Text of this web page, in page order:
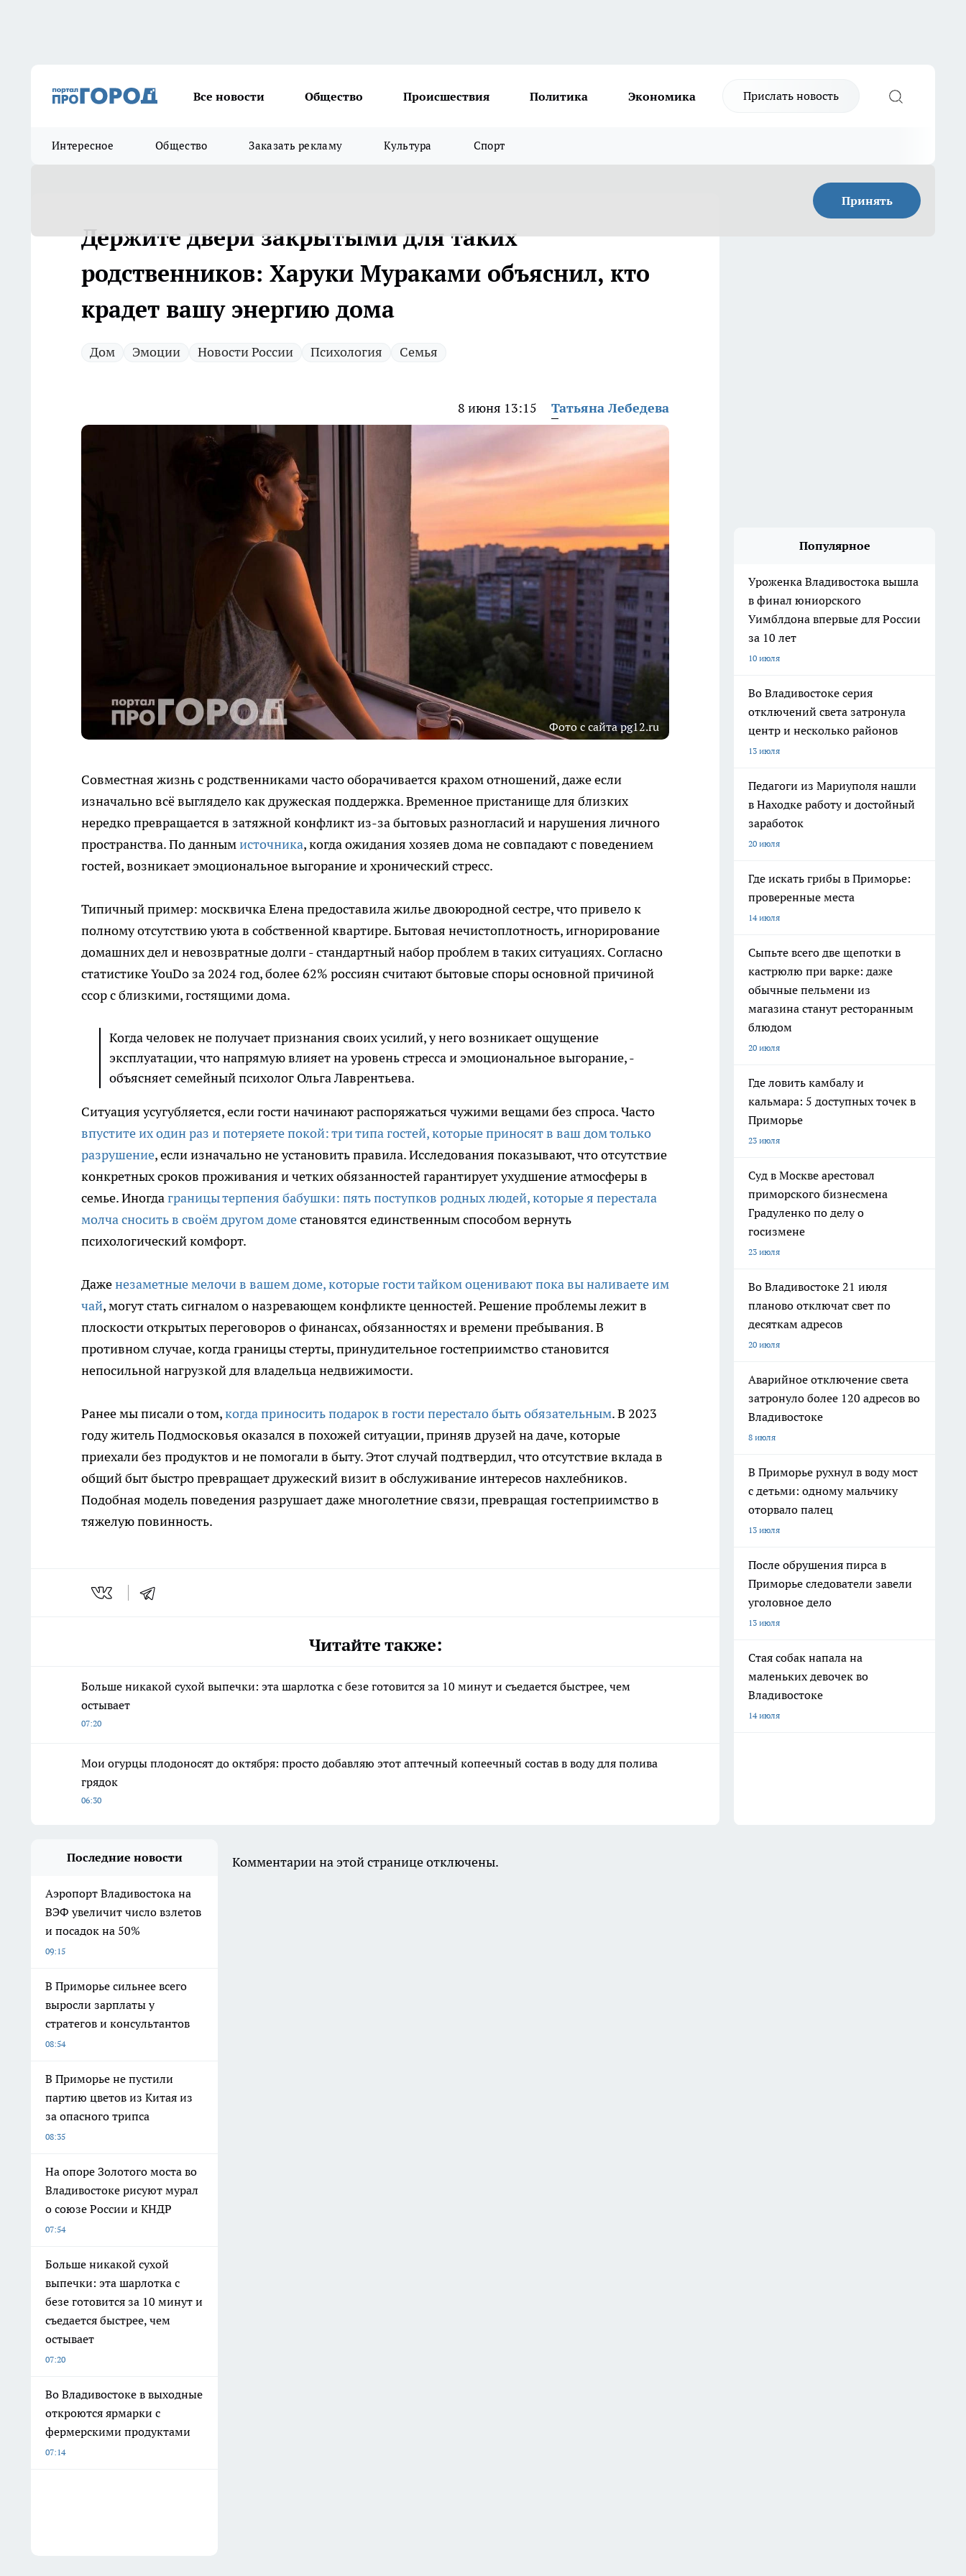
Все новости Общество Происшествия Политика Экономика Прислать новость
Интересное Общество Заказать рекламу Культура Спорт
Принять
Держите двери закрытыми для таких
родственников: Харуки Мураками объяснил, кто
крадет вашу энергию дома
Дом Эмоции Новости России Психология Семья
8 июня 13:15 Татьяна Лебедева
Фото с сайта pg12.ru
Совместная жизнь с родственниками часто оборачивается крахом отношений, даже если
изначально всё выглядело как дружеская поддержка. Временное пристанище для близких
нередко превращается в затяжной конфликт из-за бытовых разногласий и нарушения личного
пространства. По даннымисточника, когда ожидания хозяев дома не совпадают с поведением
гостей, возникает эмоциональное выгорание и хронический стресс.
Типичный пример: москвичка Елена предоставила жилье двоюродной сестре, что привело к
полному отсутствию уюта в собственной квартире. Бытовая нечистоплотность, игнорирование
домашних дел и невозвратные долги - стандартный набор проблем в таких ситуациях. Согласно
статистике YouDo за 2024 год, более 62% россиян считают бытовые споры основной причиной
ссор с близкими, гостящими дома.
Когда человек не получает признания своих усилий, у него возникает ощущение
эксплуатации, что напрямую влияет на уровень стресса и эмоциональное выгорание, -
объясняет семейный психолог Ольга Лаврентьева.
Ситуация усугубляется, если гости начинают распоряжаться чужими вещами без спроса. Часто
впустите их один раз и потеряете покой: три типа гостей, которые приносят в ваш дом только
разрушение, если изначально не установить правила. Исследования показывают, что отсутствие
конкретных сроков проживания и четких обязанностей гарантирует ухудшение атмосферы в
семье. Иногдаграницы терпения бабушки: пять поступков родных людей, которые я перестала
молча сносить в своём другом доместановятся единственным способом вернуть
психологический комфорт.
Даженезаметные мелочи в вашем доме, которые гости тайком оценивают пока вы наливаете им
чай, могут стать сигналом о назревающем конфликте ценностей. Решение проблемы лежит в
плоскости открытых переговоров о финансах, обязанностях и времени пребывания. В
противном случае, когда границы стерты, принудительное гостеприимство становится
непосильной нагрузкой для владельца недвижимости.
Ранее мы писали о том,когда приносить подарок в гости перестало быть обязательным. В 2023
году житель Подмосковья оказался в похожей ситуации, приняв друзей на даче, которые
приехали без продуктов и не помогали в быту. Этот случай подтвердил, что отсутствие вклада в
общий быт быстро превращает дружеский визит в обслуживание интересов нахлебников.
Подобная модель поведения разрушает даже многолетние связи, превращая гостеприимство в
тяжелую повинность.
Читайте также:
Больше никакой сухой выпечки: эта шарлотка с безе готовится за 10 минут и съедается быстрее, чем
остывает
07:20
Мои огурцы плодоносят до октября: просто добавляю этот аптечный копеечный состав в воду для полива
грядок
06:30
Популярное
Уроженка Владивостока вышла
в финал юниорского
Уимблдона впервые для России
за 10 лет
10 июля
Во Владивостоке серия
отключений света затронула
центр и несколько районов
13 июля
Педагоги из Мариуполя нашли
в Находке работу и достойный
заработок
20 июля
Где искать грибы в Приморье:
проверенные места
14 июля
Сыпьте всего две щепотки в
кастрюлю при варке: даже
обычные пельмени из
магазина станут ресторанным
блюдом
20 июля
Где ловить камбалу и
кальмара: 5 доступных точек в
Приморье
23 июля
Суд в Москве арестовал
приморского бизнесмена
Градуленко по делу о
госизмене
23 июля
Во Владивостоке 21 июля
планово отключат свет по
десяткам адресов
20 июля
Аварийное отключение света
затронуло более 120 адресов во
Владивостоке
8 июля
В Приморье рухнул в воду мост
с детьми: одному мальчику
оторвало палец
13 июля
После обрушения пирса в
Приморье следователи завели
уголовное дело
13 июля
Стая собак напала на
маленьких девочек во
Владивостоке
14 июля
Последние новости
Аэропорт Владивостока на
ВЭФ увеличит число взлетов
и посадок на 50%
09:15
В Приморье сильнее всего
выросли зарплаты у
стратегов и консультантов
08:54
В Приморье не пустили
партию цветов из Китая из
за опасного трипса
08:35
На опоре Золотого моста во
Владивостоке рисуют мурал
о союзе России и КНДР
07:54
Больше никакой сухой
выпечки: эта шарлотка с
безе готовится за 10 минут и
съедается быстрее, чем
остывает
07:20
Во Владивостоке в выходные
откроются ярмарки с
фермерскими продуктами
07:14
Комментарии на этой странице отключены.